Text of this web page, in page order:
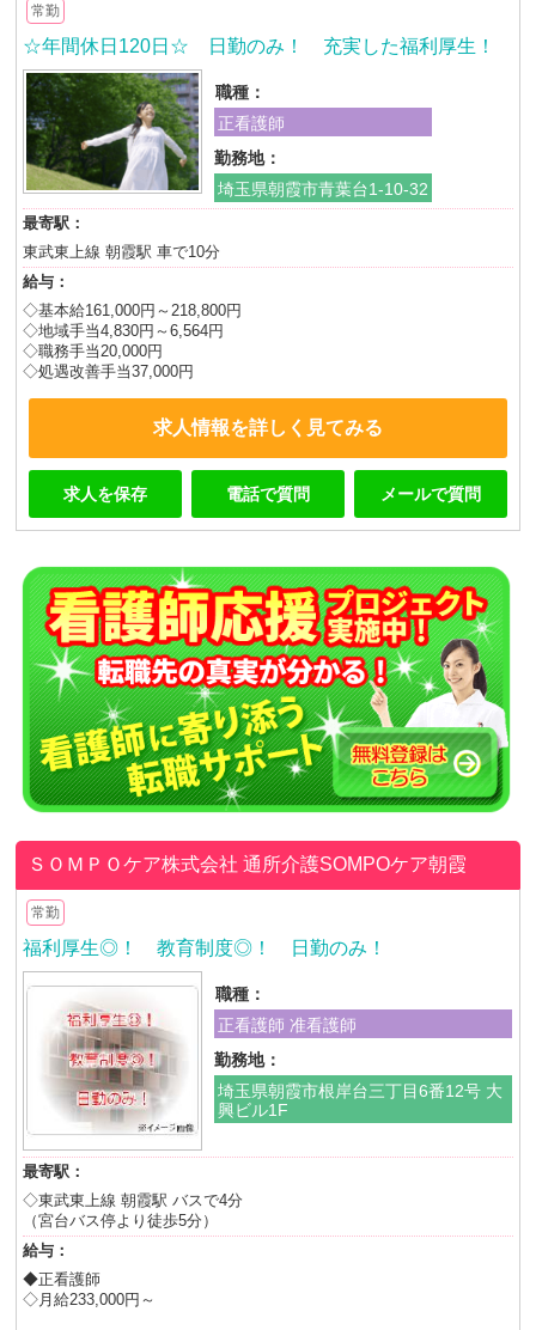
常勤
☆年間休日120日☆ 日勤のみ！ 充実した福利厚生！
職種：
正看護師
勤務地：
埼玉県朝霞市青葉台1-10-32
最寄駅：
東武東上線 朝霞駅 車で10分
給与：
◇基本給161,000円～218,800円
◇地域手当4,830円～6,564円
◇職務手当20,000円
◇処遇改善手当37,000円
求人情報を詳しく見てみる
求人を保存 電話で質問 メールで質問
ＳＯＭＰＯケア株式会社通所介護SOMPOケア朝霞
常勤
福利厚生◎！ 教育制度◎！ 日勤のみ！
職種：
正看護師 准看護師
勤務地：
埼玉県朝霞市根岸台三丁目6番12号 大
興ビル1F
最寄駅：
◇東武東上線 朝霞駅 バスで4分
（宮台バス停より徒歩5分）
給与：
◆正看護師
◇月給233,000円～